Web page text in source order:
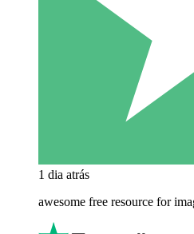
1 dia atrás
awesome free resource for